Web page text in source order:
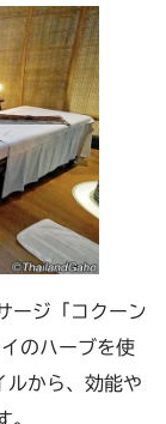
ージ「コクーン
のハーブを使
ルから、効能や
。